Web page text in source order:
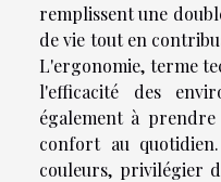
remplissent une
de vie tout en
L'ergonomie, terme
l'efficacité des
également à
confort au
couleurs, privilégier